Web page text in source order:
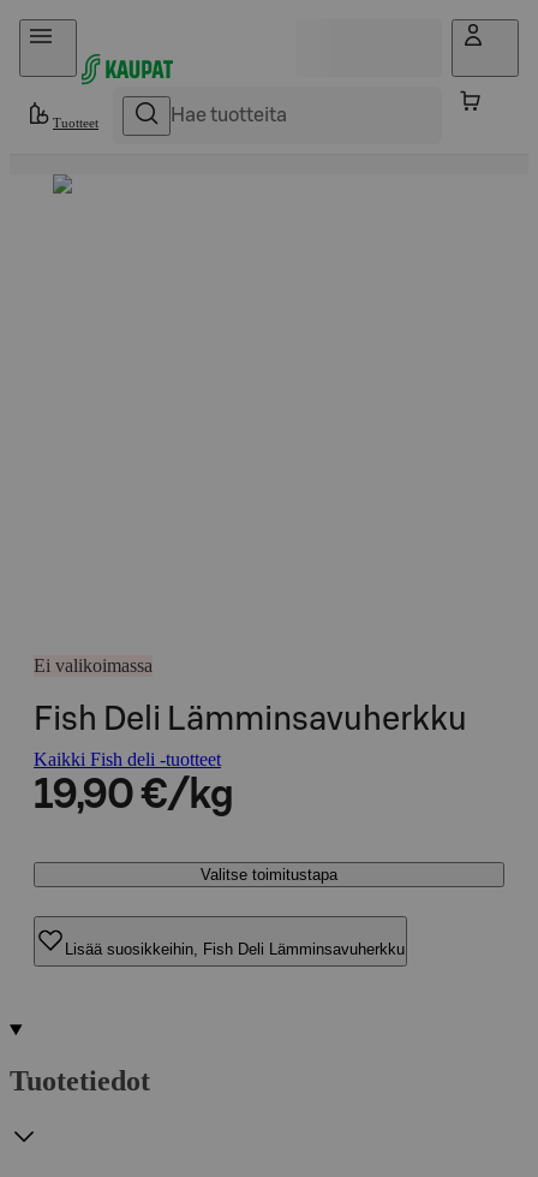
Hyppää sisältöön
Tuotteet
Ei valikoimassa
Fish Deli Lämminsavuherkku
Kaikki Fish deli -tuotteet
19,90 €/kg
Valitse toimitustapa
Lisää suosikkeihin, Fish Deli Lämminsavuherkku
Tuotetiedot